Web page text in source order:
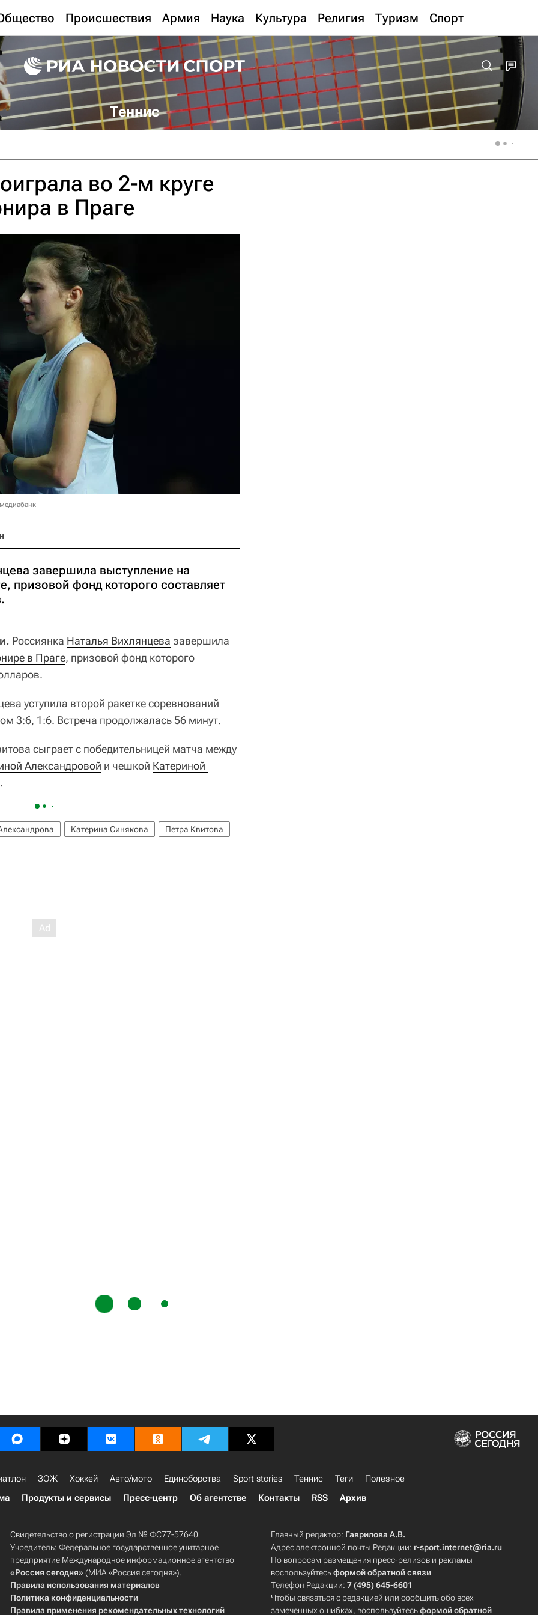
Происшествия Армия Наука Культура Религия Туризм Спорт
Теннис
во 2-м круге
в Праге
завершила выступление на
призовой фонд которого составляет
Россиянка Наталья Вихлянцева завершила
в Праге, призовой фонд которого
уступила второй ракетке соревнований
3:6, 1:6. Встреча продолжалась 56 минут.
сыграет с победительницей матча между
Александровой и чешкой Катериной
Катерина Синякова Петра Квитова
ЗОЖ Хоккей Авто/мото Единоборства Sport stories Теннис Теги
Полезное
Продукты и сервисы Пресс-центр Об агентстве Контакты RSS Архив
Свидетельство о регистрации Эл № ФС77-57640
Учредитель: Федеральное государственное унитарное
предприятие Международное информационное агентство
«Россия сегодня» (МИА «Россия сегодня»).
Правила использования материалов
Политика конфиденциальности
Правила применения рекомендательных технологий
Главный редактор: Гаврилова А.В.
Адрес электронной почты Редакции: r-sport.internet@ria.ru
По вопросам размещения пресс-релизов и рекламы
воспользуйтесьформой обратной связи
Телефон Редакции:7 (495) 645-6601
Чтобы связаться с редакцией или сообщить обо всех
замеченных ошибках, воспользуйтесьформой обратной